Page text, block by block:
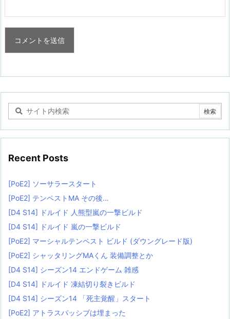
Recent Posts
[PoE2] ソーサラースタート
[PoE2] テンペストMA その後…
[D4 S14] ドルイド 人熊型嵐の一撃ビルド
[D4 S14] ドルイド 嵐の一撃ビルド
[PoE2] マーシャルテンペスト ビルド (ダウングレード版)
[PoE2] シャッタリングMAくん 装備調整とか
[D4 S14] シーズン14 エンドゲーム 雑感
[D4 S14] ドルイド 凍結切り裂きビルド
[D4 S14] シーズン14 「死主覚醒」スタート
[PoE2] アトラスパッシブは埋まった